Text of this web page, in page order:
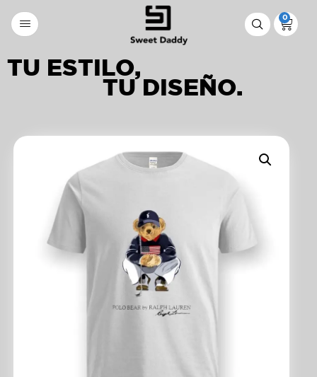
0
TU ESTILO,
TU DISEÑO.